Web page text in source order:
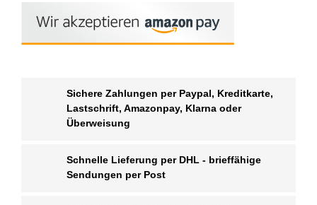
Sichere Zahlungen per Paypal, Kreditkarte,
Lastschrift, Amazonpay, Klarna oder
Überweisung
Schnelle Lieferung per DHL - brieffähige
Sendungen per Post